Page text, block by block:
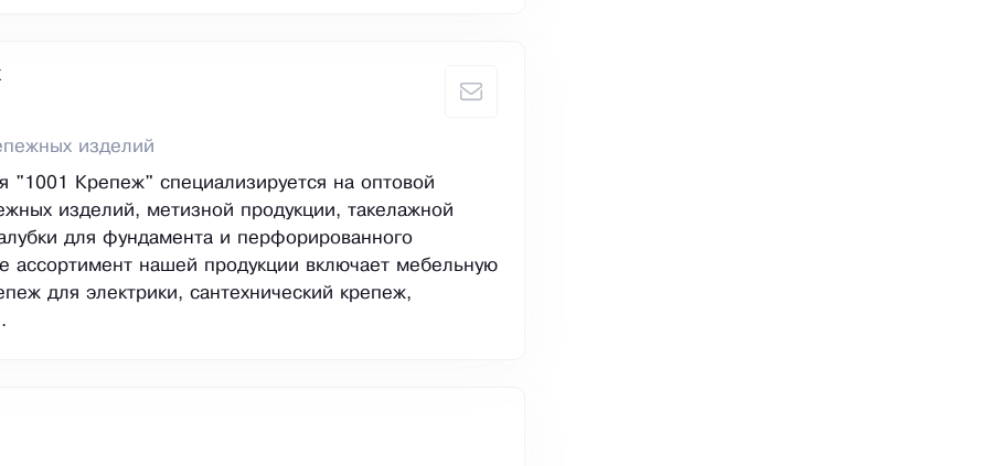
изделий
"1001 Крепеж" специализируется на оптовой
изделий, метизной продукции, такелажной
для фундамента и перфорированного
ассортимент нашей продукции включает мебельную
для электрики, сантехнический крепеж,